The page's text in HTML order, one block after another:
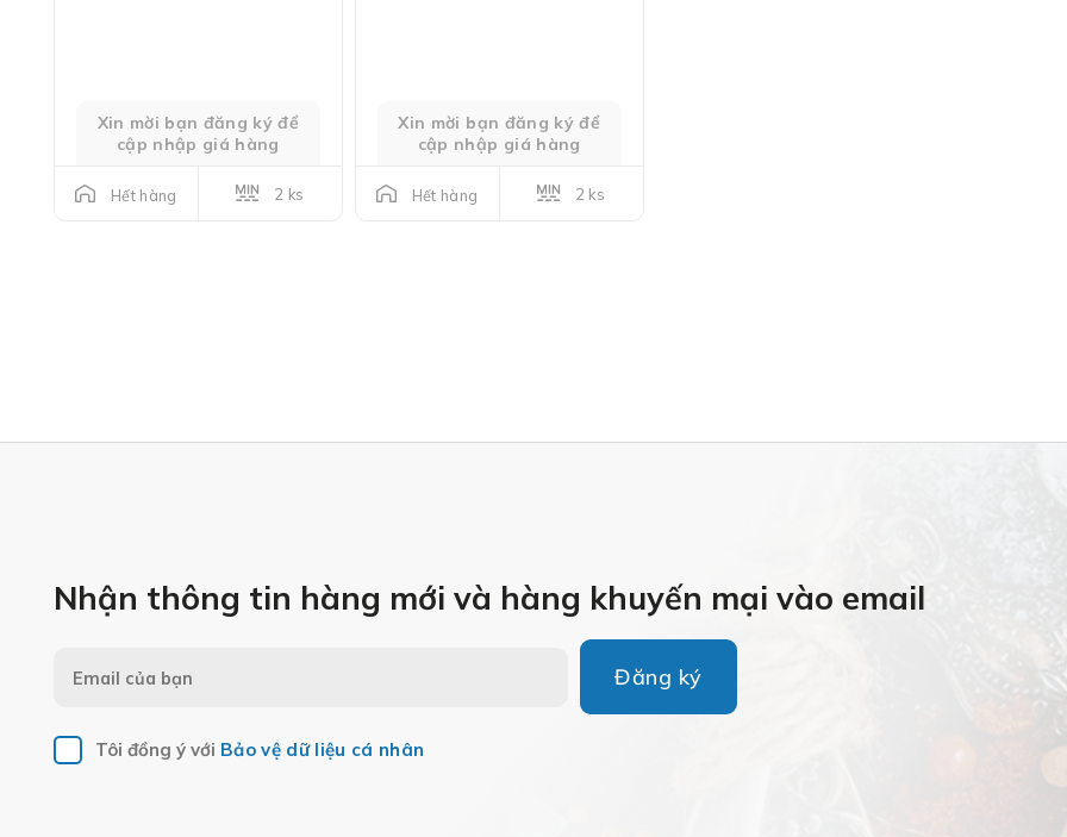
Xin mời bạn đăng ký để
cập nhập giá hàng
Hết hàng 2 ks
Xin mời bạn đăng ký để
cập nhập giá hàng
Hết hàng 2 ks
Nhận thông tin hàng mới và hàng khuyến mại vào email
Tôi đồng ý với Bảo vệ dữ liệu cá nhân
Đăng ký